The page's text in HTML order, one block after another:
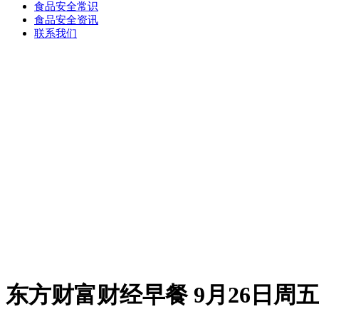
食品安全常识
食品安全资讯
联系我们
东方财富财经早餐 9月26日周五